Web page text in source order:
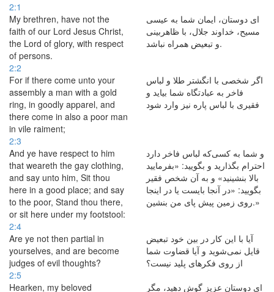
2:1
My brethren, have not the
faith of our Lord Jesus Christ,
the Lord of glory, with respect
of persons.
ای دوستان، ایمان شما به عیسی
مسیح، خداوند جلال، با ظاهربینی
و تبعیض همراه نباشد.
2:2
For if there come unto your
assembly a man with a gold
ring, in goodly apparel, and
there come in also a poor man
in vile raiment;
اگر شخصی با انگشتر طلا و لباس
فاخر به عبادتگاه شما بیاید و
فقیری با لباس پاره نیز وارد شود
2:3
And ye have respect to him
that weareth the gay clothing,
and say unto him, Sit thou
here in a good place; and say
to the poor, Stand thou there,
or sit here under my footstool:
و شما به کسی‌که لباس فاخر دارد
احترام بگذارید و بگویید: «بفرمایید
بالا بنشینید» و به آن شخص فقیر
بگویید: «در آنجا بایست یا در اینجا
روی زمین پیش پای من بنشین.»
2:4
Are ye not then partial in
yourselves, and are become
judges of evil thoughts?
آیا با این کار در بین خود تبعیض
قایل نمی‌‌شوید و آیا قضاوت شما
از روی فكرهای پلید نیست؟
2:5
Hearken, my beloved
ای دوستان عزیز گوش دهید، مگر